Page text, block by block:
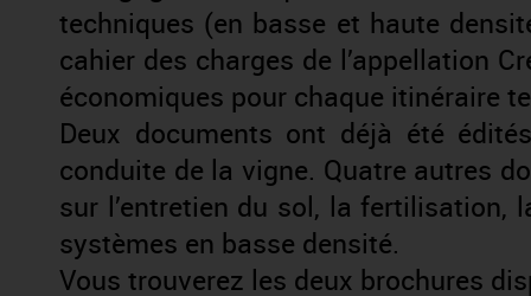
techniques (en basse et haute
cahier des charges de l’appellation
économiques pour chaque itinéraire
Deux documents ont déjà été
conduite de la vigne. Quatre autres
sur l’entretien du sol, la
systèmes en basse densité.
Vous trouverez les deux brochures